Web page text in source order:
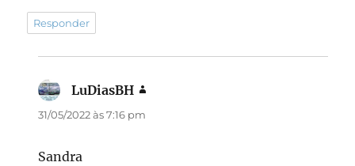
Responder
LuDiasBH
31/05/2022 às 7:16 pm
Sandra